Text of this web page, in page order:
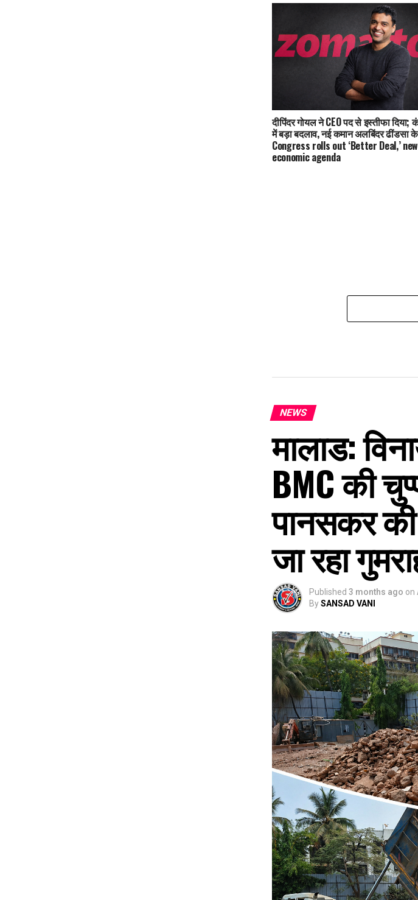
दीपिंदर गोयल ने CEO पद से इस्तीफा दिया;
में बड़ा बदलाव, नई कमान अलबिंदर ढींडसा के
हाथ
Congress rolls out ‘Better Deal,’ new
economic agenda
NEWS
मालाड:
BMC की
पानसकर की
जा रहा
Published 3 months ago on
BySANSAD VANI